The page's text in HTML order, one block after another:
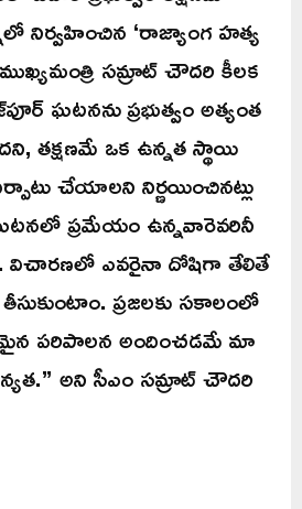
నిర్వహించిన ‘రాజ్యాంగ హత్య
సమ్రాట్ చౌదరి కీలక
ఘటనను ప్రభుత్వం అత్యంత
తక్షణమే ఒక ఉన్నత స్థాయి
చేయాలని నిర్ణయించినట్లు
ప్రమేయం ఉన్నవారెవరినీ
విచారణలో ఎవరైనా దోషిగా తేలితే
ప్రజలకు సకాలంలో
పరిపాలన అందించడమే మా
అని సీఎం సమ్రాట్ చౌదరి